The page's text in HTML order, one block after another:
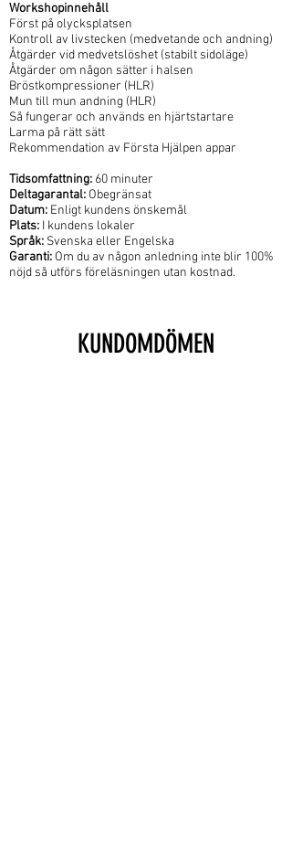
Workshopinnehåll
Först på olycksplatsen
Kontroll av livstecken (medvetande och andning)
Åtgärder vid medvetslöshet (stabilt sidoläge)
Åtgärder om någon sätter i halsen
Bröstkompressioner (HLR)
Mun till mun andning (HLR)
Så fungerar och används en hjärtstartare
Larma på rätt sätt
Rekommendation av Första Hjälpen appar
Tidsomfattning: 60 minuter
Deltagarantal: Obegränsat
Datum: Enligt kundens önskemål
Plats: I kundens lokaler
Språk: Svenska eller Engelska
Garanti: Om du av någon anledning inte blir 100%
nöjd så utförs föreläsningen utan kostnad.
KUNDOMDÖMEN